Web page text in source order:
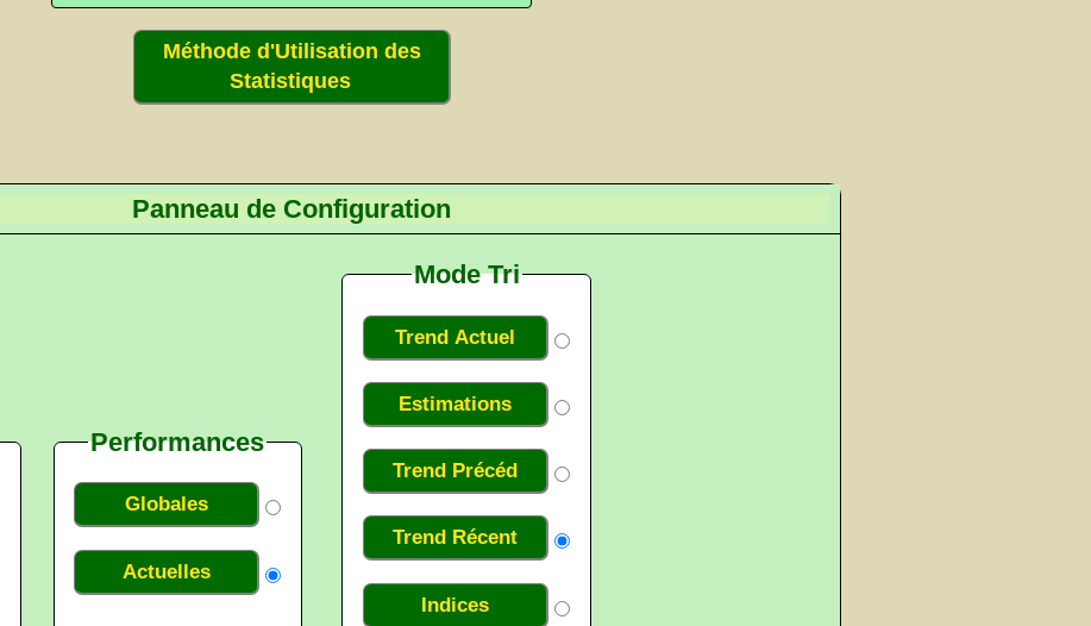
Méthode d'Utilisation des
Statistiques
Panneau de Configuration
Performances
Globales
Actuelles
Mode Tri
Trend Actuel
Estimations
Trend Précéd
Trend Récent
Indices